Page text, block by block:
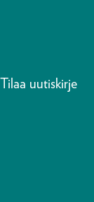
Tilaa uutiskirje